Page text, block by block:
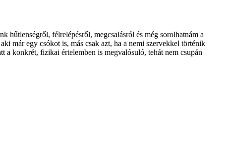
hűtlenségről, félrelépésről, megcsalásról és még sorolhatnám a
már egy csókot is, más csak azt, ha a nemi szervekkel történik
konkrét, fizikai értelemben is megvalósuló, tehát nem csupán